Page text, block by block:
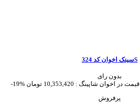
سینک اخوان کد 324S
بدون رای
-19%
قیمت در اخوان شاپینگ : 10,353,420 تومان
پرفروش